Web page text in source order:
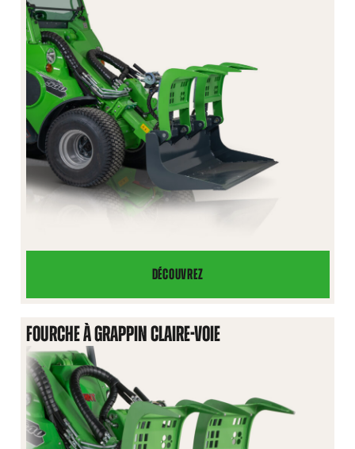
DÉCOUVREZ
GODET
INDUSTRIEL
À
GRAPPINS
FOURCHE À GRAPPIN CLAIRE-VOIE